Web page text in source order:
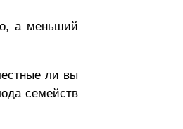
а меньший
ли вы
семейств